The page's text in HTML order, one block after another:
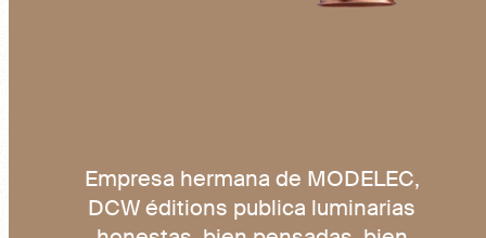
Empresa hermana de MODELEC,
DCW éditions publica luminarias